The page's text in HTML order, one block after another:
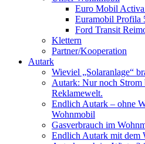
Euro Mobil
Euramobil Profila
Ford Transit
Klettern
Partner/Kooperation
Autark
Wieviel „Solaranlage“
Autark: Nur noch Strom
Reklamewelt.
Endlich Autark – ohne
Wohnmobil
Gasverbrauch im
Endlich Autark mit dem